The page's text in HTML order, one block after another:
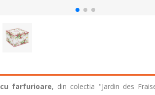
cu farfurioare, din colectia "Jardin des